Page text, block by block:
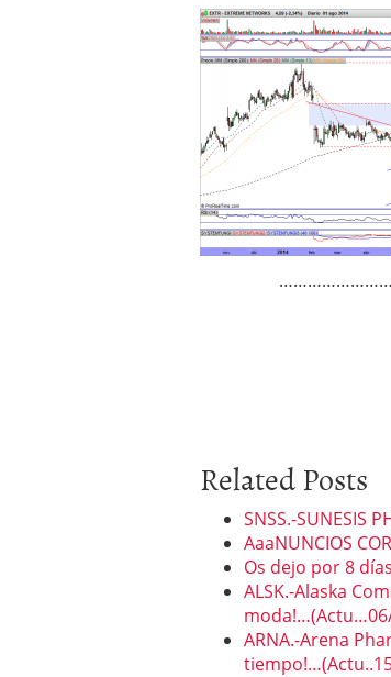
Related Posts
SNSS.-SUNESIS
AaaNUNCIOS
Os dejo por 8
ALSK.-Alaska
ARNA.-Arena